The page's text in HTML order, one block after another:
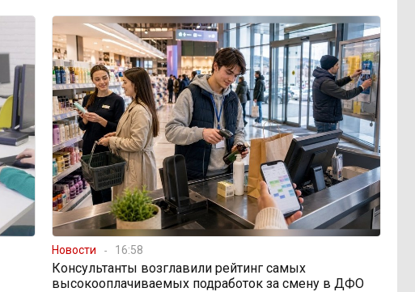
Новости 16:58
Консультанты возглавили рейтинг самых
высокооплачиваемых подработок за смену в ДФО